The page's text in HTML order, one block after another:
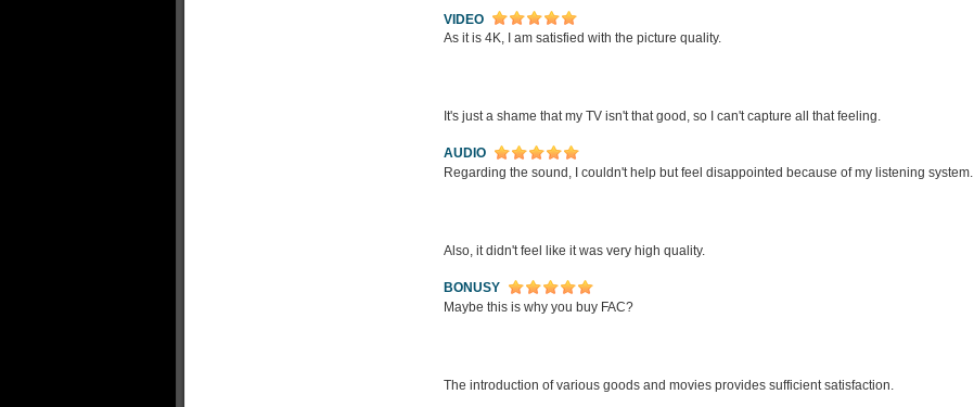
VIDEO
As it is 4K, I am satisfied with the picture quality.
It's just a shame that my TV isn't that good, so I can't capture all that feeling.
AUDIO
Regarding the sound, I couldn't help but feel disappointed because of my listening system.
Also, it didn't feel like it was very high quality.
BONUSY
Maybe this is why you buy FAC?
The introduction of various goods and movies provides sufficient satisfaction.